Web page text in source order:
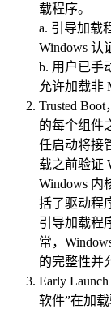
载程序。
a. 引导加载
Windows 认
b. 用户已手
允许加载非
Trusted
的每个组件
任启动将接
载之前验证
Windows 内
括了驱动程
引导加载程
常，
的完整性并
Early
软件”在加